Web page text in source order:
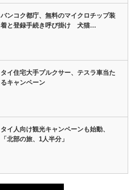
バンコク都庁、無料のマイクロチップ装
着と登録手続き呼び掛け 犬猫…
タイ住宅大手プルクサー、テスラ車当た
るキャンペーン
タイ人向け観光キャンペーンも始動、
「北部の旅、1人半分」